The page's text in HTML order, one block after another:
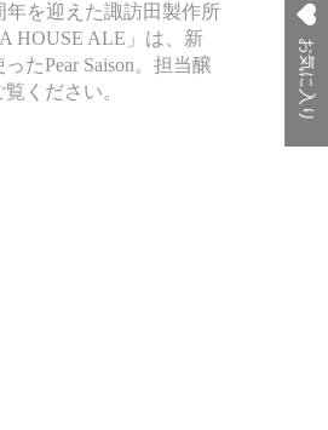
年を迎えた諏訪田製作所
HOUSE ALE」は、新
たPear Saison。担当醸
ください。
お気に入り